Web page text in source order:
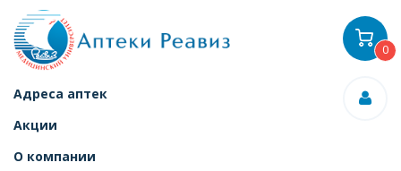
Адреса аптек
Акции
О компании
0